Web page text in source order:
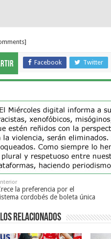
Facebook Twitter
la preferencia por el
cordobés de boleta única
Relacionados